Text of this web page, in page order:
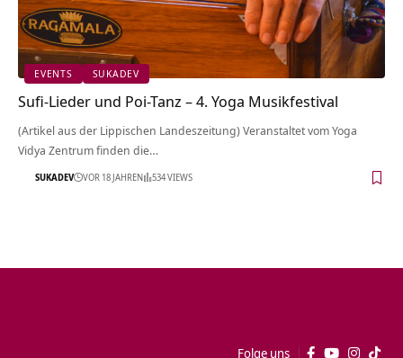
EVENTS SUKADEV
Sufi-Lieder und Poi-Tanz – 4. Yoga Musikfestival
(Artikel aus der Lippischen Landeszeitung) Veranstaltet vom Yoga
Vidya Zentrum finden die…
SUKADEV VOR 18 JAHREN 534 VIEWS
Folge uns